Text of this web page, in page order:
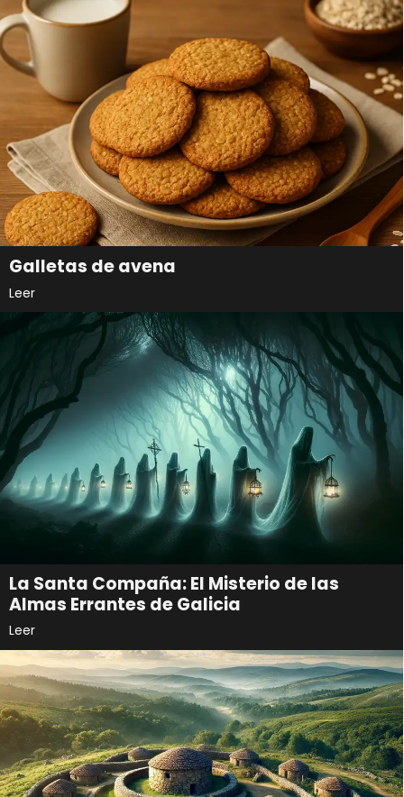
Galletas de avena
Leer
La Santa Compaña: El Misterio de las
Almas Errantes de Galicia
Leer